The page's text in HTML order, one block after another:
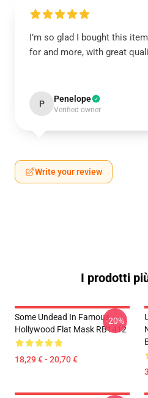
I’m so glad I bought this
for and more, with great
P Penelope
Verified owner
Write your review
I prodotti
Some Undead In Famous
Hollywood Flat Mask RB1412
18,29 € - 20,70 €
-20%